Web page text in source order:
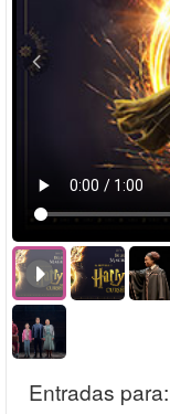
Entradas para: